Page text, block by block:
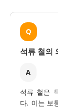
Q
석류 철의
A
석류 철은
다. 이는 보